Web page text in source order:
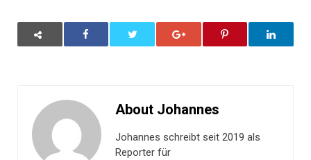
About Johannes
Johannes schreibt seit 2019 als
Reporter für